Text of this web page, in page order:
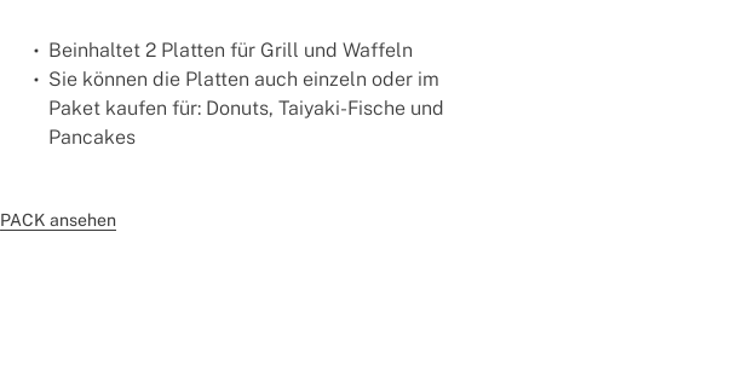
Beinhaltet 2 Platten für Grill und Waffeln
Sie können die Platten auch einzeln oder im
Paket kaufen für: Donuts, Taiyaki-Fische und
Pancakes
PACK ansehen